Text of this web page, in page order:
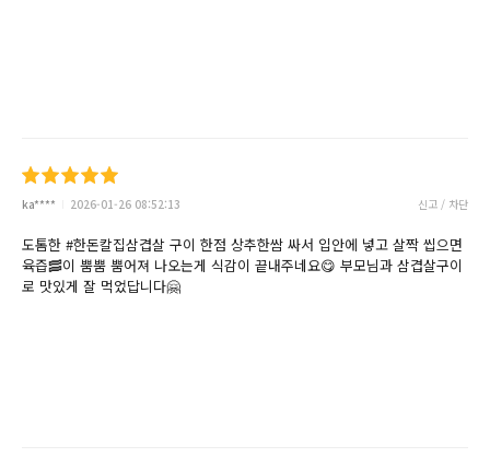
ka**** 2026-01-26 08:52:13 신고 / 차단
도톰한 #한돈칼집삼겹살 구이 한점 상추한쌈 싸서 입안에 넣고 살짝 씹으면
육즙🥓이 뿜뿜 뿜어져 나오는게 식감이 끝내주네요😋 부모님과 삼겹살구이
로 맛있게 잘 먹었답니다🤗